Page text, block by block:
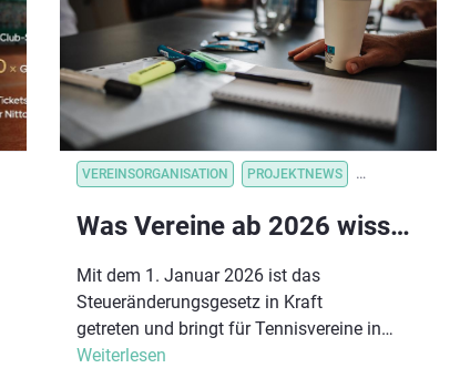
euch.
VEREINSVORTEILE
VEREINSORGANISATION PROJEKTNEWS
Was Vereine ab 2026 wissen sollten: Die Vorteile des Steueränderungsgesetzes
Mit dem 1. Januar 2026 ist das
Steueränderungsgesetz in Kraft
getreten und bringt für Tennisvereine in
Deutschland spürbare Erleichterungen. Ziel
Weiterlesen